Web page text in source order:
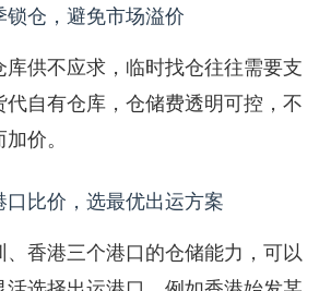
锁仓，避免市场溢价
库供不应求，临时找仓往往需要支
代自有仓库，仓储费透明可控，不
价。
口比价，选最优出运方案
、香港三个港口的仓储能力，可以